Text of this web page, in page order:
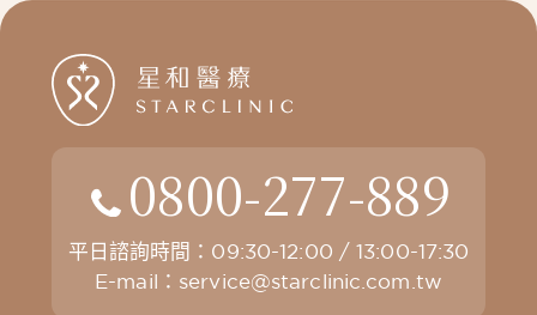
0800-277-889
平日諮詢時間：09:30-12:00 / 13:00-17:30
E-mail： service@starclinic.com.tw